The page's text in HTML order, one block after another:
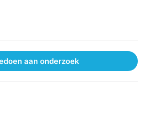
aan onderzoek